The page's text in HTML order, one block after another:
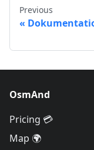
Previous
OsmAnd
Pricing 💳
Map 🌍